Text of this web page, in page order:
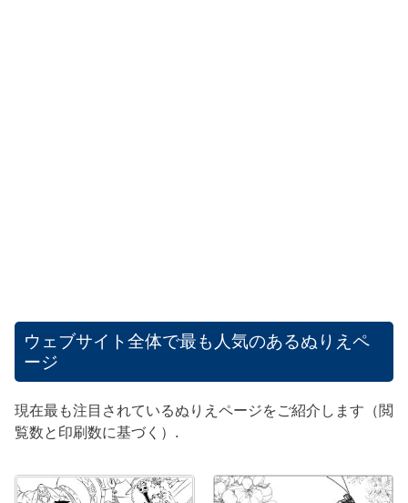
ウェブサイト全体で最も人気のあるぬりえペ
ージ
現在最も注目されているぬりえページをご紹介します（閲
覧数と印刷数に基づく）.